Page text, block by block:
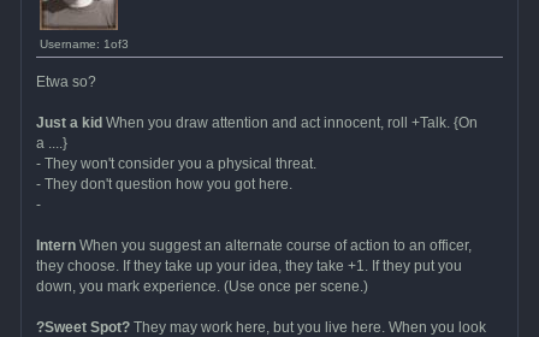
Username: 1of3
Etwa so?
Just a kid When you draw attention and act innocent, roll +Talk. {On
a ....}
- They won't consider you a physical threat.
- They don't question how you got here.
-
InternWhen you suggest an alternate course of action to an officer,
they choose. If they take up your idea, they take +1. If they put you
down, you mark experience. (Use once per scene.)
?Sweet Spot?They may work here, but you live here. When you look